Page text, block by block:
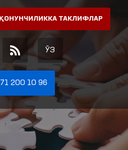
ҚОНУНЧИЛИККА ТАКЛИФЛАР
ЎЗ
71 200 10 96